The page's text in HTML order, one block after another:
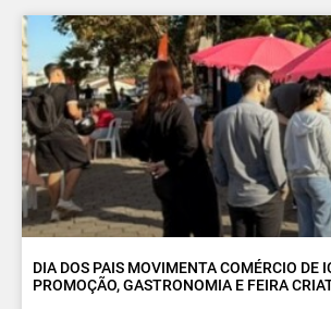
DIA DOS PAIS MOVIMENTA COMÉRCIO DE
PROMOÇÃO, GASTRONOMIA E FEIRA